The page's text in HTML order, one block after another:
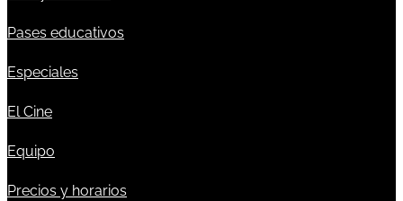
Pases educativos
Especiales
El Cine
Equipo
Precios y horarios